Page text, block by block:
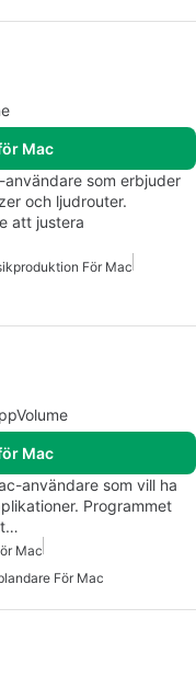
Mac
som erbjuder
och ljudrouter.
att justera
För Mac
Mac
användare som vill ha
Programmet
Mac
För Mac